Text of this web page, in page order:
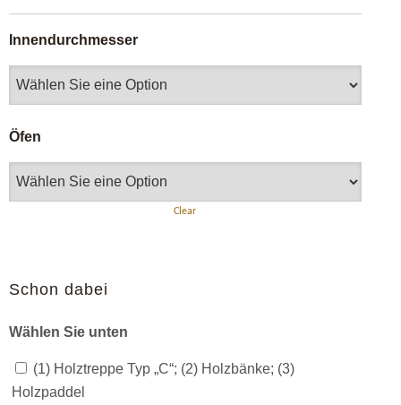
Innendurchmesser
Öfen
Clear
Schon dabei
Wählen Sie unten
(1) Holztreppe Typ „C“; (2) Holzbänke; (3)
Holzpaddel